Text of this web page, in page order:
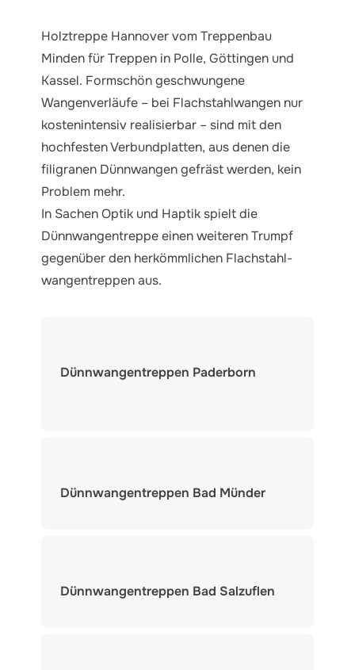
Holztreppe Hannover vom Treppenbau
Minden für Treppen in Polle, Göttingen und
Kassel. Formschön geschwungene
Wangenverläufe – bei Flachstahl­wangen nur
kostenintensiv reali­sier­bar – sind mit den
hochfesten Verbundplatten, aus denen die
filigranen Dünnwangen gefräst werden, kein
Problem mehr.
In Sachen Optik und Haptik spielt die
Dünnwangentreppe einen weiteren Trumpf
gegenüber den herkömmlichen Flachstahl­
wangen­treppen aus.
Dünnwangentreppen Paderborn
Dünnwangentreppen Bad Münder
Dünnwangentreppen Bad Salzuflen